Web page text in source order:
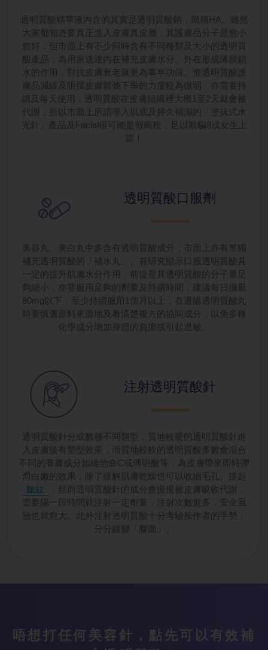
透明質酸精華液內含的其實是透明質酸鈉，簡稱HA。雖然
大家都知道要真正進入皮膚真皮層，其護膚品分子是愈小
愈好，但市面上有不少同時含有不同種類及大小的透明質
酸產品，為用家送達內在補充皮膚水分、外在形成薄膜鎖
水的作用，對抗皮膚衰老就更為事半功倍。惟透明質酸護
膚品減緩及阻擋皮膚鬆弛下垂的力度較為微弱，亦需要持
續及每天使用，透明質酸在皮膚組織裡大概1至2天就會被
代謝，所以市面上所謂導入肌底及持久補濕的「塗抹式水
光針」產品及Facial很可能是智商稅，足以欺騙8成女生上
當！
透明質酸口服劑
美容丸、美白丸中多含有透明質酸成分，市面上亦有單獨
補充透明質酸的「補水丸」。有研究顯示口服透明質酸具
一定的提升肌膚水分作用，前提是其透明質酸的分子量足
夠細小，亦要服用足夠的劑量及持續時間，建議每日攝最
80mg以下，至少持續服用1個月以上，在選購透明質酸丸
時要慎選原料來源地及看清楚複方的協同成分，以免多種
化學成分增加身體的負擔或引起過敏。
注射透明質酸針
透明質酸針分成數種不同類型，質地較硬的透明質酸針進
入皮膚後有塑型效果，而質地較軟的透明質酸多數會混合
不同的養膚成分如維他命C或傅明酸等，為皮膚帶來即時彈
滑白嫩的效果，除了緩解肌膚乾燥也可以收細毛孔、撐起
皺紋
，然而透明質酸針的成分會慢慢被皮膚吸收代謝，
需要隔一段時間就注射一定劑量，注射次數愈多，安全風
險也就愈大。此外注射透明質酸十分考驗操作者的手勢，
分分鐘變「膠面」。
唔想打任何美容針，點先可以有效補